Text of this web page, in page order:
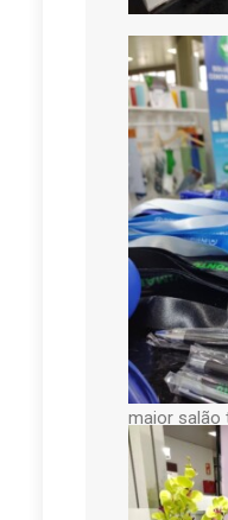
58ª
Nos
outubro, a
regresso ao
do Porto
maior salão
Ibérica.
Obrigado a